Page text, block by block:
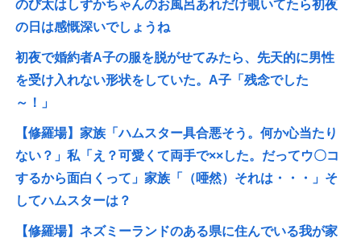
のび太はしずかちゃんのお風呂あれだけ覗いてたら初夜
の日は感慨深いでしょうね
初夜で婚約者A子の服を脱がせてみたら、先天的に男性
を受け入れない形状をしていた。A子「残念でした
～！」
【修羅場】家族「ハムスター具合悪そう。何か心当たり
ない？」私「え？可愛くて両手で××した。だってウ〇コ
するから面白くって」家族「（唖然）それは・・・」そ
してハムスターは？
【修羅場】ネズミーランドのある県に住んでいる我が家